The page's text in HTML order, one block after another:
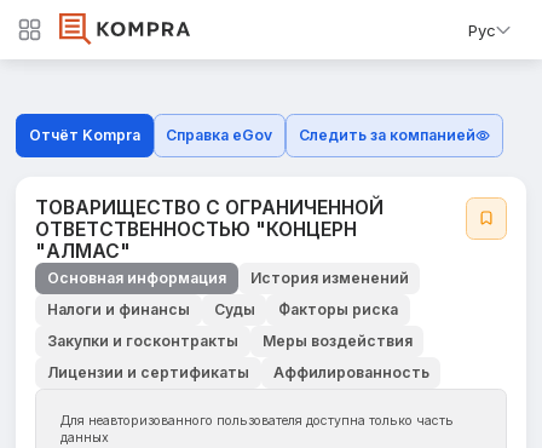
Рус
Отчёт Kompra Справка eGov Следить за компанией
ТОВАРИЩЕСТВО С ОГРАНИЧЕННОЙ
ОТВЕТСТВЕННОСТЬЮ "КОНЦЕРН
"АЛМАС"
Основная информация
История изменений
Налоги и финансы
Суды
Факторы риска
Закупки и госконтракты
Меры воздействия
Лицензии и сертификаты
Аффилированность
Для неавторизованного пользователя доступна только часть
данных